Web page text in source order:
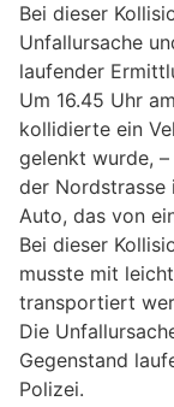
Bei dieser
Unfallursache
laufender
Um 16.45 Uhr
kollidierte ein
gelenkt wurde,
der Nordstrasse
Auto, das von
Bei dieser
musste mit
transportiert
Die
Gegenstand
Polizei.